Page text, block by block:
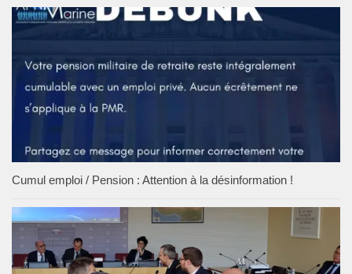
Cumul emploi / Pension : Attention à la désinformation !